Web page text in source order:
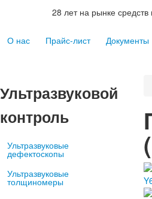
28 лет на рынке
О нас Прайс-лист Документы
Ультразвуковой
контроль
Ультразвуковые
дефектоскопы
Ультразвуковые
толщиномеры